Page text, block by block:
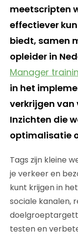
meetscripten
effectiever
biedt, samen
opleider in
Manager
in het
verkrijgen
Inzichten die
optimalisatie
Tags zijn kleine
je verkeer en
kunt krijgen in
sociale kanalen,
testen en